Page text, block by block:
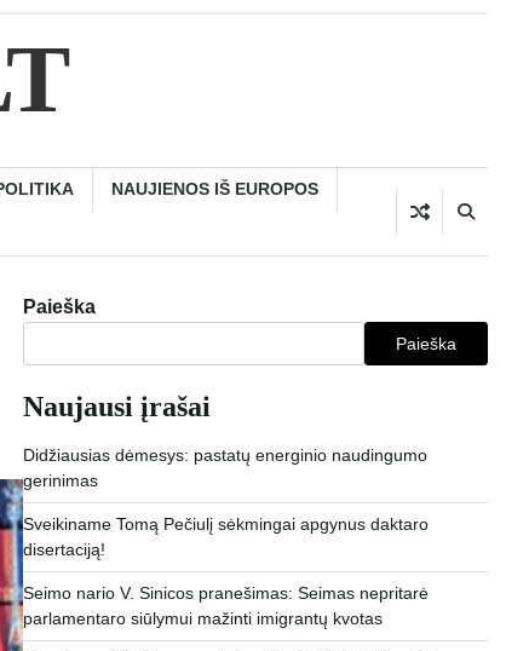
NAUJIENOS IŠ EUROPOS
Paieška
Paieška
Naujausi įrašai
Didžiausias dėmesys: pastatų energinio naudingumo
gerinimas
Sveikiname Tomą Pečiulį sėkmingai apgynus daktaro
disertaciją!
Seimo nario V. Sinicos pranešimas: Seimas nepritarė
parlamentaro siūlymui mažinti imigrantų kvotas